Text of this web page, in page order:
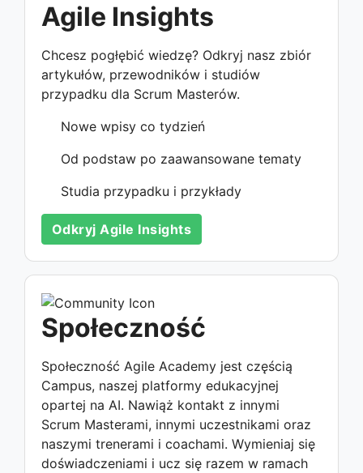
Agile Insights
Chcesz pogłębić wiedzę? Odkryj nasz zbiór
artykułów, przewodników i studiów
przypadku dla Scrum Masterów.
Nowe wpisy co tydzień
Od podstaw po zaawansowane tematy
Studia przypadku i przykłady
Odkryj Agile Insights
Społeczność
Społeczność Agile Academy jest częścią
Campus, naszej platformy edukacyjnej
opartej na AI. Nawiąż kontakt z innymi
Scrum Masterami, innymi uczestnikami oraz
naszymi trenerami i coachami. Wymieniaj się
doświadczeniami i ucz się razem w ramach